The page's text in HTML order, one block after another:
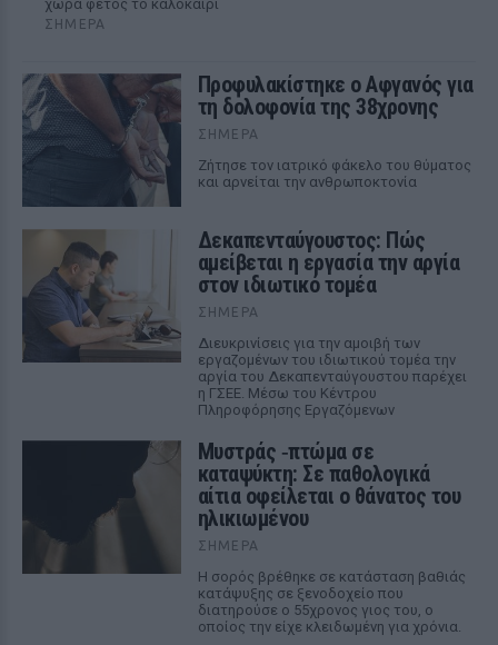
χώρα φέτος το καλοκαίρι
ΣΉΜΕΡΑ
Προφυλακίστηκε ο Αφγανός για
τη δολοφονία της 38χρονης
ΣΉΜΕΡΑ
Ζήτησε τον ιατρικό φάκελο του θύματος
και αρνείται την ανθρωποκτονία
Δεκαπενταύγουστος: Πώς
αμείβεται η εργασία την αργία
στον ιδιωτικό τομέα
ΣΉΜΕΡΑ
Διευκρινίσεις για την αμοιβή των
εργαζομένων του ιδιωτικού τομέα την
αργία του Δεκαπενταύγουστου παρέχει
η ΓΣΕΕ. Μέσω του Κέντρου
Πληροφόρησης Εργαζόμενων
Μυστράς ‑πτώμα σε
καταψύκτη: Σε παθολογικά
αίτια οφείλεται ο θάνατος του
ηλικιωμένου
ΣΉΜΕΡΑ
Η σορός βρέθηκε σε κατάσταση βαθιάς
κατάψυξης σε ξενοδοχείο που
διατηρούσε ο 55χρονος γιος του, ο
οποίος την είχε κλειδωμένη για χρόνια.